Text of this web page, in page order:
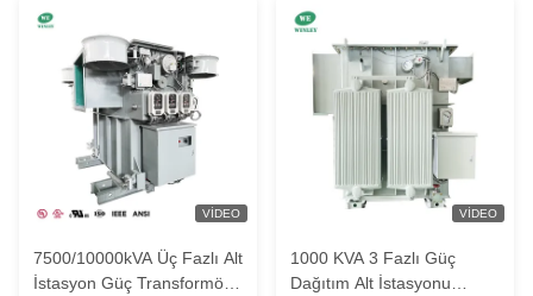
Standartları
VIDEO
7500/10000kVA Üç Fazlı Alt
İstasyon Güç Transformörü
VIDEO
1000 KVA 3 Fazlı Güç
Dağıtım Alt İstasyonu